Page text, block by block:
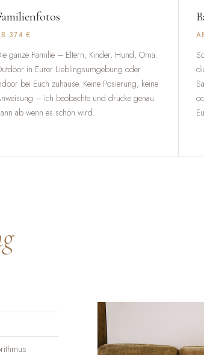
374 €
ganze Familie – Eltern, Kinder, Hund, Oma.
in Eurer Lieblingsumgebung oder
bei Euch zuhause. Keine Posierung, keine
– ich beobachte und drücke genau
ab wenn es schön wird.